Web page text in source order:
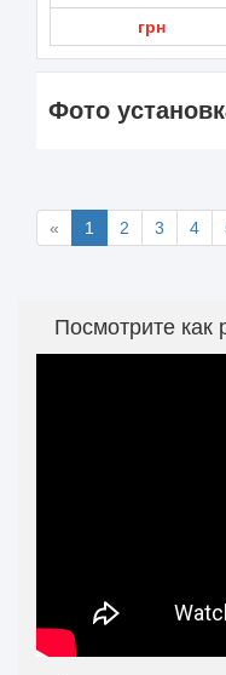
грн
Фото
« 1 2 3 4
Посмотрите как